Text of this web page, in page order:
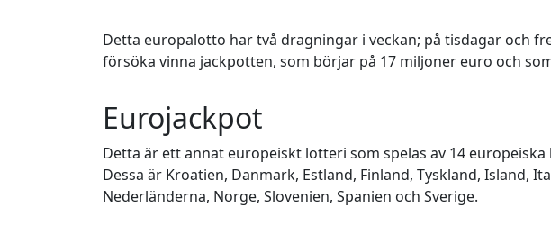
Detta europalotto har två dragningar i veckan; på tisdagar och
försöka vinna jackpotten, som börjar på 17 miljoner euro och
Eurojackpot
Detta är ett annat europeiskt lotteri som spelas av 14
Dessa är Kroatien, Danmark, Estland, Finland, Tyskland, Island,
Nederländerna, Norge, Slovenien, Spanien och Sverige.